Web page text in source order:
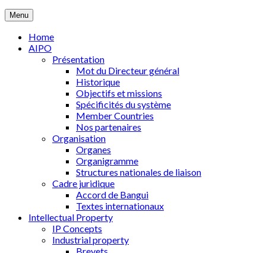
Menu
Home
AIPO
Présentation
Mot du Directeur général
Historique
Objectifs et missions
Spécificités du système
Member Countries
Nos partenaires
Organisation
Organes
Organigramme
Structures nationales de liaison
Cadre juridique
Accord de Bangui
Textes internationaux
Intellectual Property
IP Concepts
Industrial property